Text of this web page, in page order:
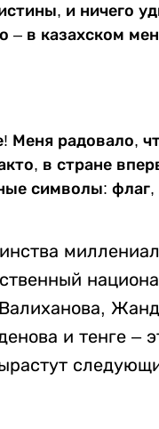
и ничего
– в казахском
Меня радовало,
в стране
символы:
и тенге –